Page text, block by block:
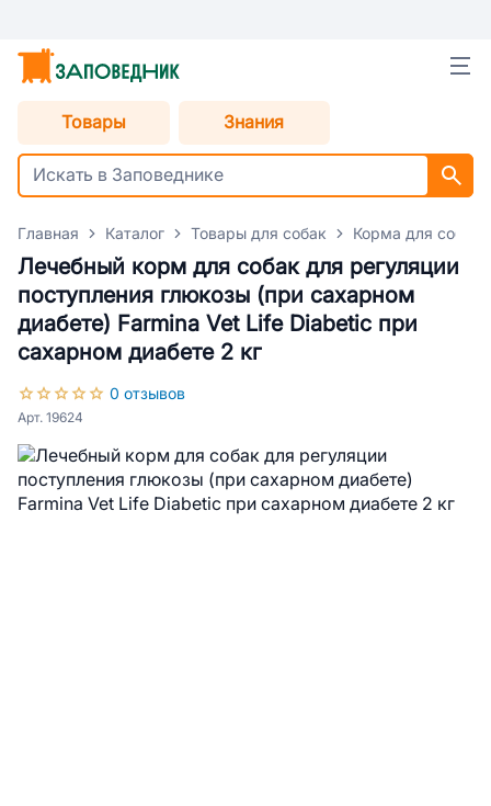
Товары Знания
Главная Каталог Товары для собак Корма для собак
Лечебный корм для собак для регуляции
поступления глюкозы (при сахарном
диабете) Farmina Vet Life Diabetic при
сахарном диабете 2 кг
0 отзывов
Арт. 19624